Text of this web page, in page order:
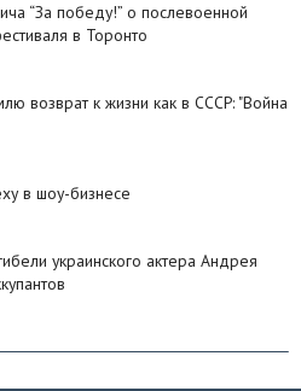
“За победу!” о послевоенной
в Торонто
возврат к жизни как в СССР: "Война
в шоу-бизнесе
украинского актера Андрея